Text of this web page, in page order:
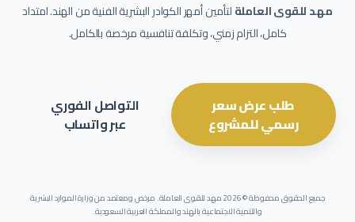
مهد للقوى العاملةلتأمين أمهر الكوادر البشرية الفنية من الهند. امتداد
كامل، التزام زمني، وتكلفة تنافسية مرخصة بالكامل.
طلب عرض سعر
رسمي للمشروع
التواصل الفوري
عبر واتساب
جميع الحقوق محفوظة ©2026مهد للقوى العاملة. مرخص ومعتمد من وزارة الموارد البشرية
والتنمية الاجتماعية بالهند والمملكة العربية السعودية.